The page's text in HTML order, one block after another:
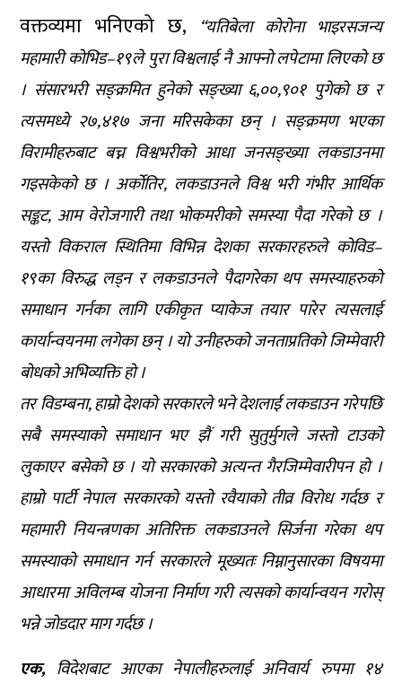
वक्तव्यमा भनिएको छ, “यतिबेला कोरोना भाइरसजन्य
महामारी कोभिड–१९ले पुरा विश्वलाई नै आफ्नो लपेटामा लिएको छ
। संसारभरी सङ्क्रमित हुनेको सङ्ख्या ६,००,९०१ पुगेको छ र
त्यसमध्ये २७,४१७ जना मरिसकेका छन् । सङ्क्रमण भएका
विरामीहरुबाट बच्न विश्वभरीको आधा जनसङ्ख्या लकडाउनमा
गइसकेको छ । अर्कोतिर, लकडाउनले विश्व भरी गंभीर आर्थिक
सङ्कट, आम वेरोजगारी तथा भोकमरीको समस्या पैदा गरेको छ ।
यस्तो विकराल स्थितिमा विभिन्न देशका सरकारहरुले कोविड–
१९का विरुद्ध लड्न र लकडाउनले पैदागरेका थप समस्याहरुको
समाधान गर्नका लागि एकीकृत प्याकेज तयार पारेर त्यसलाई
कार्यान्वयनमा लगेका छन् । यो उनीहरुको जनताप्रतिको जिम्मेवारी
बोधको अभिव्यक्ति हो ।
तर विडम्बना, हाम्रो देशको सरकारले भने देशलाई लकडाउन गरेपछि
सबै समस्याको समाधान भए झैं गरी सुतुर्मुगले जस्तो टाउको
लुकाएर बसेको छ । यो सरकारको अत्यन्त गैरजिम्मेवारीपन हो ।
हाम्रो पार्टी नेपाल सरकारको यस्तो रवैयाको तीव्र विरोध गर्दछ र
महामारी नियन्त्रणका अतिरिक्त लकडाउनले सिर्जना गरेका थप
समस्याको समाधान गर्न सरकारले मूख्यतः निम्नानुसारका विषयमा
आधारमा अविलम्ब योजना निर्माण गरी त्यसको कार्यान्वयन गरोस्
भन्ने जोडदार माग गर्दछ ।
एक,विदेशबाट आएका नेपालीहरुलाई अनिवार्य रुपमा १४